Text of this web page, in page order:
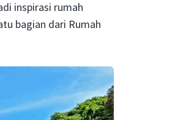
inspirasi rumah
bagian dari Rumah